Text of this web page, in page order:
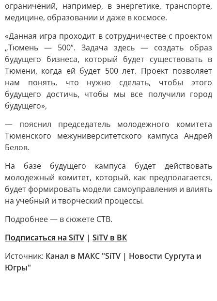
ограничений, например, в энергетике, транспорте,
медицине, образовании и даже в космосе.
«Данная игра проходит в сотрудничестве с проектом
„Тюмень — 500“. Задача здесь — создать образ
будущего бизнеса, который будет существовать в
Тюмени, когда ей будет 500 лет. Проект позволяет
нам понять, что нужно сделать, чтобы этого
будущего достичь, чтобы мы все получили город
будущего»,
— пояснил председатель молодежного комитета
Тюменского межуниверситетского кампуса Андрей
Белов.
На базе будущего кампуса будет действовать
молодежный комитет, который, как предполагается,
будет формировать модели самоуправления и влиять
на учебный и творческий процессы.
Подробнее — в сюжете СТВ.
Подписаться на SiTV | SiTV в ВК
Источник: Канал в МАКС "SiTV | Новости Сургута и
Югры"